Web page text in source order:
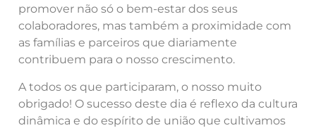
promover não só o bem-estar dos seus
colaboradores, mas também a proximidade com
as famílias e parceiros que diariamente
contribuem para o nosso crescimento.
A todos os que participaram, o nosso muito
obrigado! O sucesso deste dia é reflexo da cultura
dinâmica e do espírito de união que cultivamos